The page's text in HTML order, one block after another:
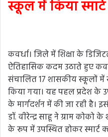
स्कूल में किया
कवर्धा। जिले में शिक्षा के
ऐतिहासिक कदम उठाते हुए
संचालित 17 शासकीय स्कूलों में
किया गया। यह पहल प्रदेश के
के मार्गदर्शन में की जा रही है।
डॉ. वीरेन्द्र साहू ने ग्राम
के रूप में उपस्थित होकर स्मार्ट